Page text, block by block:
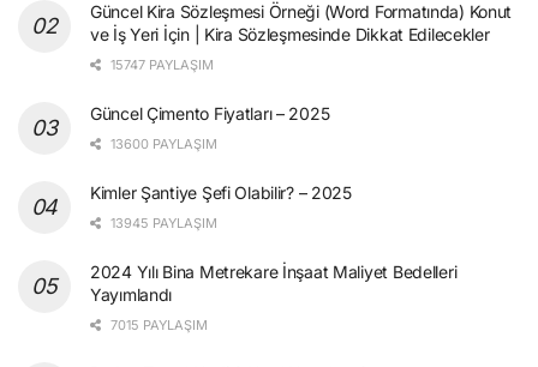
Güncel Kira Sözleşmesi Örneği (Word Formatında) Konut
ve İş Yeri İçin | Kira Sözleşmesinde Dikkat Edilecekler
15747 PAYLAŞIM
Güncel Çimento Fiyatları – 2025
13600 PAYLAŞIM
Kimler Şantiye Şefi Olabilir? – 2025
13945 PAYLAŞIM
2024 Yılı Bina Metrekare İnşaat Maliyet Bedelleri
Yayımlandı
7015 PAYLAŞIM